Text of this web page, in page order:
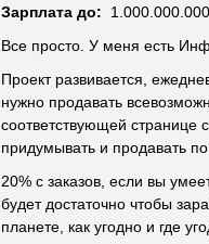
Зарплата до:
1.000.000.000
Все просто. У меня есть
Проект развивается,
нужно продавать
соответствующей странице
придумывать и продавать
20% c заказов, если вы
будет достаточно чтобы
планете, как угодно и где